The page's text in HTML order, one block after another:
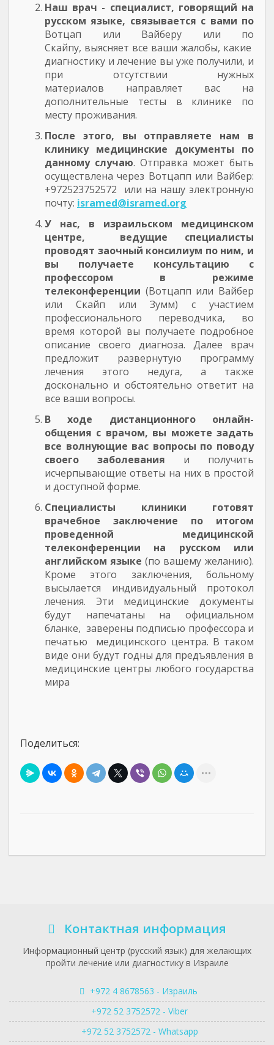
Наш врач - специалист, говорящий на
русском языке, связывается с вами по
Вотцап или Вайберу или по
Скайпу, выясняет все ваши жалобы, какие
диагностику и лечение вы уже получили, и
при отсутствии нужных
материалов направляет вас на
дополнительные тесты в клинике по
месту проживания.
После этого, вы отправляете нам в
клинику медицинские документы по
данному случаю. Отправка может быть
осуществлена через Вотцапп или Вайбер:
+972523752572 или на нашу электронную
почту: isramed@isramed.org
У нас, в израильском медицинском
центре, ведущие специалисты
проводят заочный консилиум по ним, и
вы получаете консультацию с
профессором в режиме
телеконференции (Вотцапп или Вайбер
или Скайп или Зумм) с участием
профессионального переводчика, во
время которой вы получаете подробное
описание своего диагноза. Далее врач
предложит развернутую программу
лечения этого недуга, а также
досконально и обстоятельно ответит на
все ваши вопросы.
В ходе дистанционного онлайн-
общения с врачом, вы можете задать
все волнующие вас вопросы по поводу
своего заболевания и получить
исчерпывающие ответы на них в простой
и доступной форме.
Специалисты клиники готовят
врачебное заключение по итогом
проведенной медицинской
телеконференции на русском или
английском языке (по вашему желанию).
Кроме этого заключения, больному
высылается индивидуальный протокол
лечения. Эти медицинские документы
будут напечатаны на официальном
бланке, заверены подписью профессора и
печатью медицинского центра. В таком
виде они будут годны для предъявления в
медицинские центры любого государства
мира
Поделиться:
Контактная информация
Информационный центр (русский язык) для желающих
пройти лечение или диагностику в Израиле
+972 4 8678563 - Израиль
+972 52 3752572 - Viber
+972 52 3752572 - Whatsapp